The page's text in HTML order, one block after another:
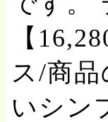
【
ス/商
いシン